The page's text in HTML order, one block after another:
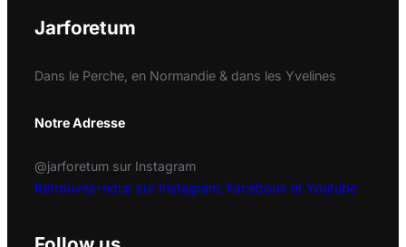
Jarforetum
Dans le Perche, en Normandie & dans les Yvelines
Notre Adresse
@jarforetum sur Instagram
Retrouves-nous sur Instagram, Facebook et Youtube